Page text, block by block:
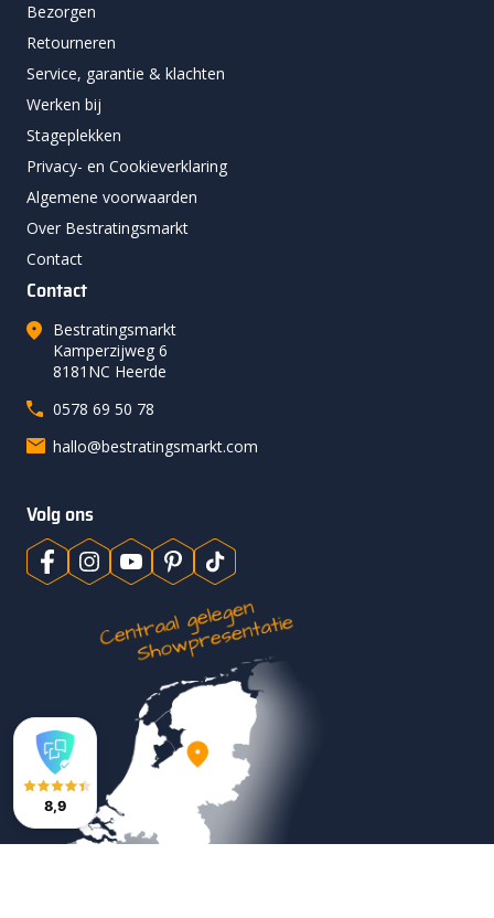
Bezorgen
Retourneren
Service, garantie & klachten
Werken bij
Stageplekken
Privacy- en Cookieverklaring
Algemene voorwaarden
Over Bestratingsmarkt
Contact
Contact
Bestratingsmarkt
Kamperzijweg 6
8181NC Heerde
0578 69 50 78
hallo@bestratingsmarkt.com
Volg ons
8,9